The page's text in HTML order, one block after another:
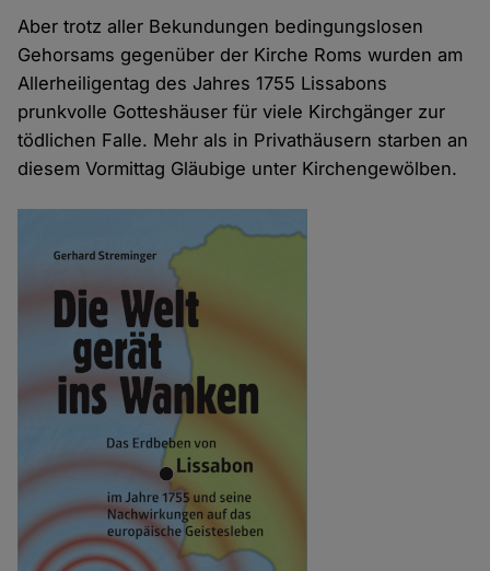
Aber trotz aller Bekundungen bedingungslosen
Gehorsams gegenüber der Kirche Roms wurden am
Allerheiligentag des Jahres 1755 Lissabons
prunkvolle Gotteshäuser für viele Kirchgänger zur
tödlichen Falle. Mehr als in Privathäusern starben an
diesem Vormittag Gläubige unter Kirchengewölben.